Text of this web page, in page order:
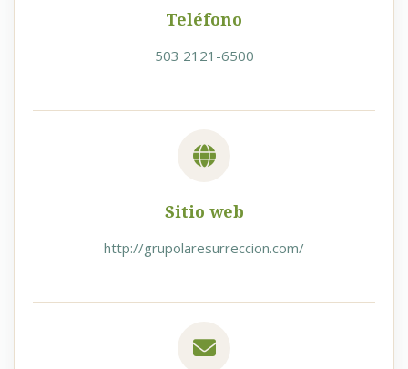
Teléfono
503 2121-6500
Sitio web
http://grupolaresurreccion.com/